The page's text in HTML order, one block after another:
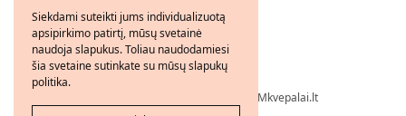
Visos teisės saugomos © 2026 - FMkvepalai.lt
Siekdami suteikti jums individualizuotą
apsipirkimo patirtį, mūsų svetainė
naudoja slapukus. Toliau naudodamiesi
šia svetaine sutinkate su mūsų slapukų
politika.